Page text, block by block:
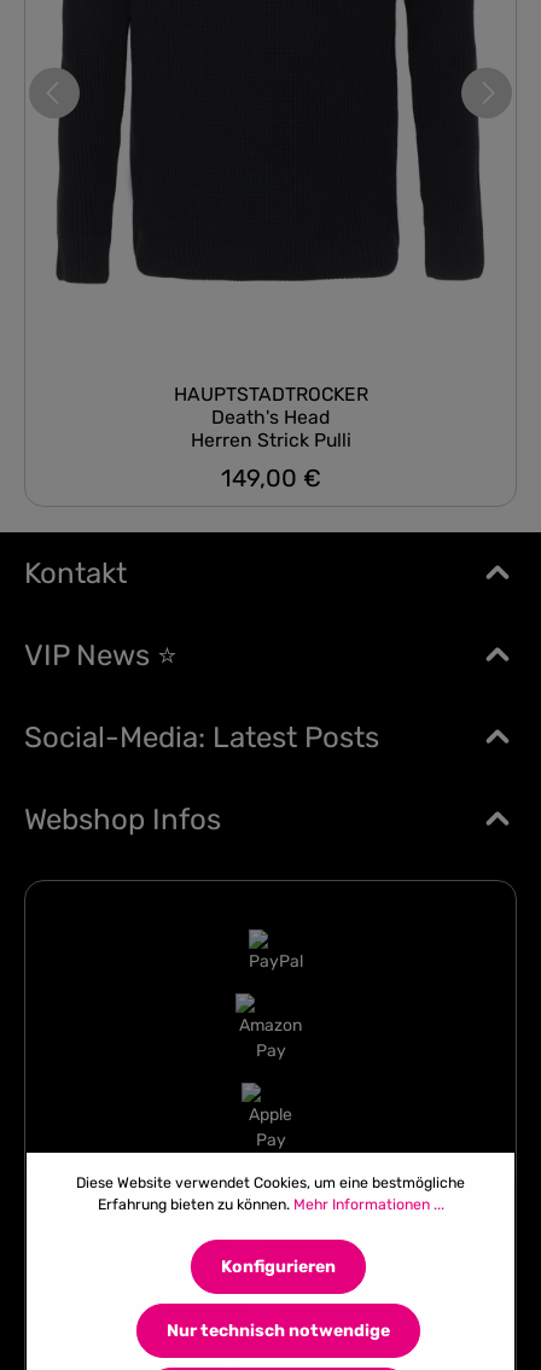
HAUPTSTADTROCKER
Death's Head
Herren Strick Pulli
Regulärer Preis:
149,00 €
Kontakt
VIP News ⭐
Social-Media: Latest Posts
Webshop Infos
Diese Website verwendet Cookies, um eine bestmögliche
Erfahrung bieten zu können. Mehr Informationen ...
Nur technisch notwendige
Konfigurieren